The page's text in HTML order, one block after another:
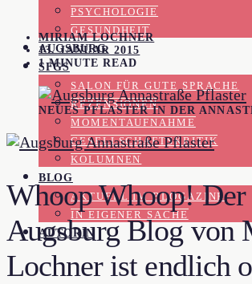
PSYCHOLOGIE
GESUNDHEIT
AUGSBURG
SFGS
SALON FÜR GUTE SPRACHE
REZENSIONEN
MOMENTAUFNAHME
GESELLSCHAFTSKRITIK
KOLUMNEN
BLOG
AKTUELL IM BLOGAZINE
IN EIGENER SACHE
AUTORIN
MIRIAM LOCHNER
13. JANUAR 2015
1 MINUTE READ
NEUES PFLASTER IN DER
Whoop Whoop! Der
Augsburg Blog von
Lochner ist endlich